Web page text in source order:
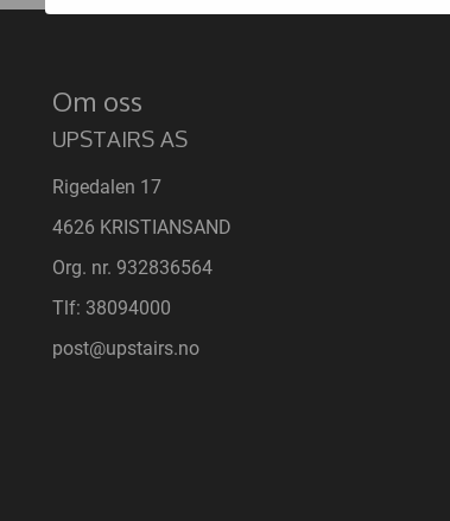
Om oss
UPSTAIRS AS
Rigedalen 17
4626 KRISTIANSAND
Org. nr. 932836564
Tlf: 38094000
post@upstairs.no